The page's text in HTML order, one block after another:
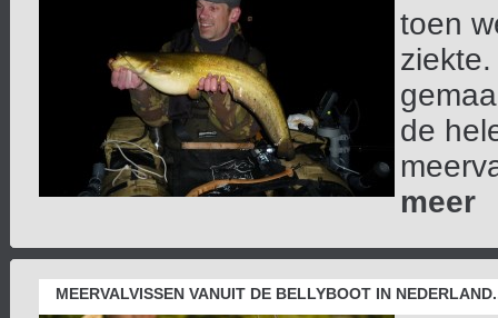
toen
de
meer
MEERVALVISSEN VANUIT DE BELLYBOOT IN